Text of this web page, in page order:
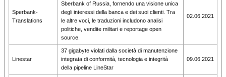
Sperbank-
Translations
Sberbank of Russia, fornendo una visione unica
degli interessi della banca e dei suoi clienti. Tra
le altre voci, le traduzioni includono analisi
politiche, vendite militari e reportage open
source.
02.06.2021
Linestar
37 gigabyte violati dalla società di manutenzione
integrata di conformità, tecnologia e integrità
della pipeline LineStar
09.06.2021